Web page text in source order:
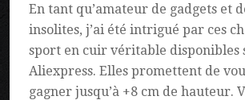
En tant qu’amateur de gadgets et
insolites, j’ai été intrigué par ces
sport en cuir véritable disponibles
Aliexpress. Elles promettent de
gagner jusqu’à +8 cm de hauteur.